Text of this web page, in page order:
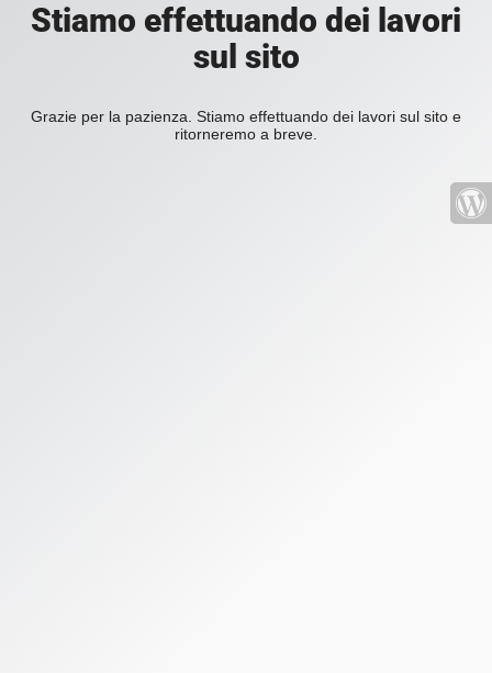
Stiamo effettuando dei lavori
sul sito
Grazie per la pazienza. Stiamo effettuando dei lavori sul sito e
ritorneremo a breve.